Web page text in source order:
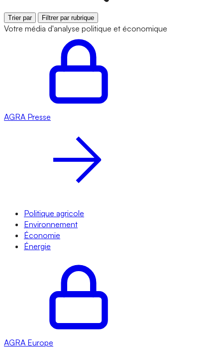
Trier par Filtrer par rubrique
Votre média d'analyse politique et économique
AGRA Presse
Politique agricole
Environnement
Économie
Énergie
AGRA Europe